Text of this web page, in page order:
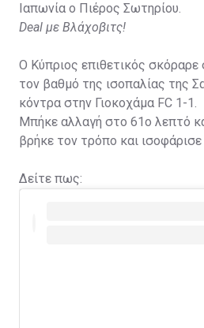
Ιαπωνία ο Πιέρος Σωτηρίου.
Deal με Βλάχοβιτς!
Ο Κύπριος επιθετικός
τον βαθμό της ισοπαλίας της
κόντρα στην Γιοκοχάμα FC 1-1.
Μπήκε αλλαγή στο 61ο λεπτό
βρήκε τον τρόπο και
Δείτε πως: